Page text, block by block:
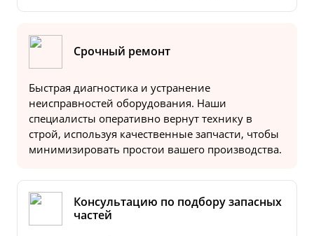
Срочный ремонт
Быстрая диагностика и устранение
неисправностей оборудования. Наши
специалисты оперативно вернут технику в
строй, используя качественные запчасти, чтобы
минимизировать простои вашего производства.
Консультацию по подбору запасных
частей